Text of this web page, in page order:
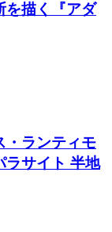
を描く『アダ
・ランティモ
ラサイト 半地